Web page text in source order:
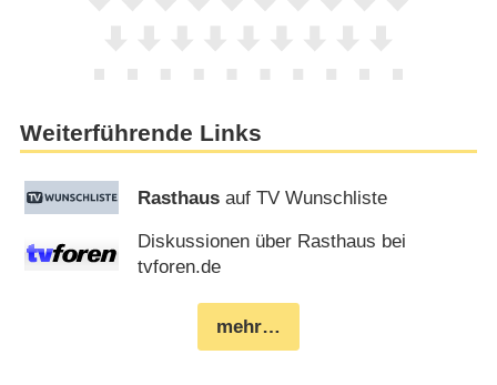
Weiterführende Links
Rasthaus auf TV Wunschliste
Diskussionen über Rasthaus bei
tvforen.de
mehr…